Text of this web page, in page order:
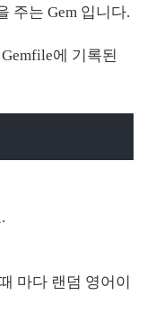
주는 Gem 입니다.
에 기록된
마다 랜덤 영어이